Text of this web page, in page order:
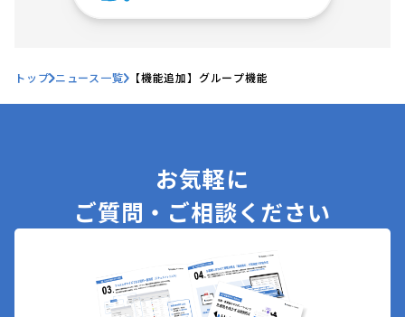
トップ ニュース一覧 【機能追加】グループ機能
お気軽に
ご質問・ご相談ください